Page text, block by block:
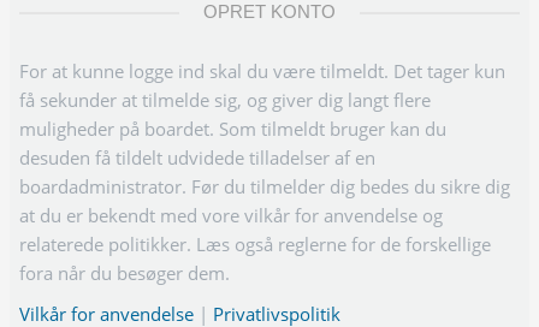
OPRET KONTO
For at kunne logge ind skal du være tilmeldt. Det tager kun
få sekunder at tilmelde sig, og giver dig langt flere
muligheder på boardet. Som tilmeldt bruger kan du
desuden få tildelt udvidede tilladelser af en
boardadministrator. Før du tilmelder dig bedes du sikre dig
at du er bekendt med vore vilkår for anvendelse og
relaterede politikker. Læs også reglerne for de forskellige
fora når du besøger dem.
Vilkår for anvendelse | Privatlivspolitik